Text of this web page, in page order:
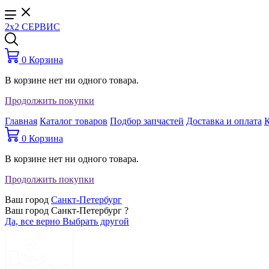
2x2 СЕРВИС
0 Корзина
В корзине нет ни одного товара.
Продолжить покупки
Главная Каталог товаров Подбор запчастей Доставка и оплата
0 Корзина
В корзине нет ни одного товара.
Продолжить покупки
Ваш город Санкт-Петербург
Ваш город Санкт-Петербург ?
Да, все верно Выбрать другой